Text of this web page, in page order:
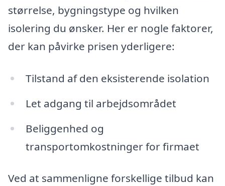
størrelse, bygningstype og hvilken
isolering du ønsker. Her er nogle faktorer,
der kan påvirke prisen yderligere:
Tilstand af den eksisterende isolation
Let adgang til arbejdsområdet
Beliggenhed og
transportomkostninger for firmaet
Ved at sammenligne forskellige tilbud kan